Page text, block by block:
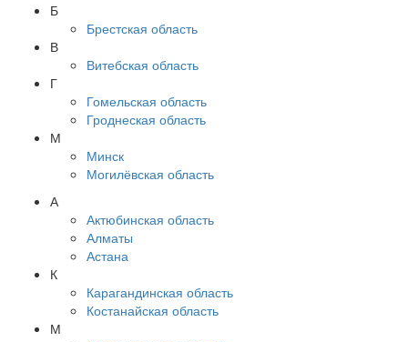
Б
Брестская область
В
Витебская область
Г
Гомельская область
Гроднеская область
М
Минск
Могилёвская область
А
Актюбинская область
Алматы
Астана
К
Карагандинская область
Костанайская область
М